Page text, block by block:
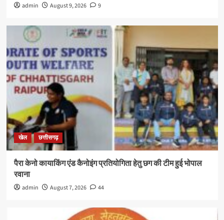
admin August 9, 2026 9
खेल छत्तीसगढ़
पैरा केनो कायाकिंग एंड कैनोइंग प्रतियोगिता हेतु छग की टीम हुई भोपाल
रवाना
admin August 7, 2026 44